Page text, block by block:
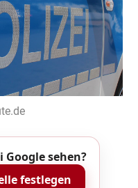
sehen?
festlegen